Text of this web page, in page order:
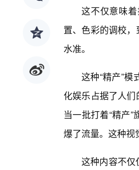
这不仅意味
置、色彩的调校
水准。
这种“精产”
化娱乐占据了人
当一批打着“精产
爆了流量。这种视
这种内容不